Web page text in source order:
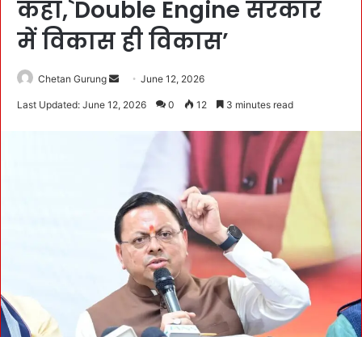
कहा,`Double Engine सरकार
में विकास ही विकास’
Chetan Gurung
m
a
i
June 12, 2026
Last Updated: June 12, 2026 0 12 3 minutes read